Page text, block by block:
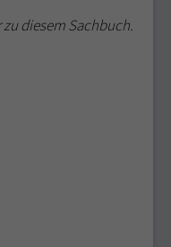
diesem Sachbuch.